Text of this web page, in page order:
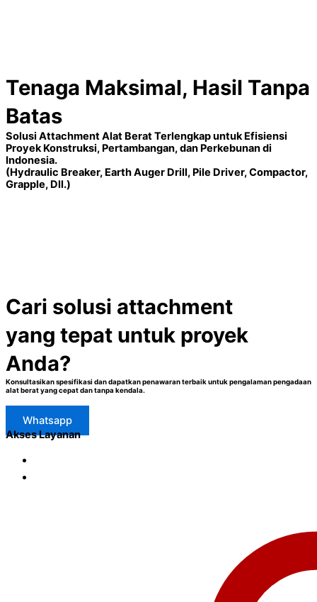
Tenaga Maksimal, Hasil Tanpa
Batas
Solusi Attachment Alat Berat Terlengkap untuk Efisiensi
Proyek Konstruksi, Pertambangan, dan Perkebunan di
Indonesia.
(Hydraulic Breaker, Earth Auger Drill, Pile Driver, Compactor,
Grapple, Dll.)
Cari solusi attachment
yang tepat untuk proyek
Anda?
Konsultasikan spesifikasi dan dapatkan penawaran terbaik untuk pengalaman pengadaan
alat berat yang cepat dan tanpa kendala.
Whatsapp
Akses Layanan